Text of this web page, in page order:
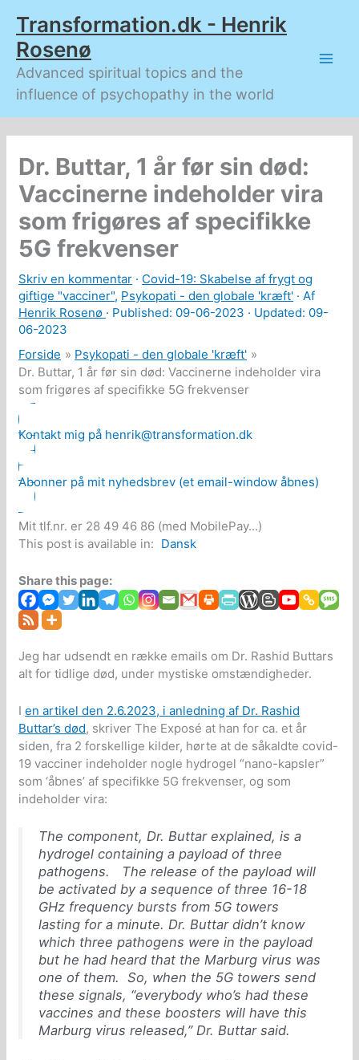
indholdet
Transformation.dk - Henrik
Rosenø
Advanced spiritual topics and the
influence of psychopathy in the world
Dr. Buttar, 1 år før sin død:
Vaccinerne indeholder vira
som frigøres af specifikke
5G frekvenser
Skriv en kommentar · Covid-19: Skabelse af frygt og
giftige "vacciner", Psykopati - den globale 'kræft' · Af
Henrik Rosenø · Published: 09-06-2023 · Updated: 09-
06-2023
Forside
Psykopati - den globale 'kræft'
Dr. Buttar, 1 år før sin død: Vaccinerne indeholder vira
som frigøres af specifikke 5G frekvenser
Kontakt mig på henrik@transformation.dk
Abonner på mit nyhedsbrev (et email-window åbnes)
Mit tlf.nr. er 28 49 46 86 (med MobilePay...)
This post is available in: Dansk
Share this page:
Jeg har udsendt en række emails om Dr. Rashid Buttars
alt for tidlige død, under mystiske omstændigheder.
Ien artikel den 2.6.2023, i anledning af Dr. Rashid
Buttar’s død, skriver The Exposé at han for ca. et år
siden, fra 2 forskellige kilder, hørte at de såkaldte covid-
19 vacciner indeholder nogle hydrogel “nano-kapsler”
som ‘åbnes’ af specifikke 5G frekvenser, og som
indeholder vira:
The component, Dr. Buttar explained, is a
hydrogel containing a payload of three
pathogens. The release of the payload will
be activated by a sequence of three 16-18
GHz frequency bursts from 5G towers
lasting for a minute. Dr. Buttar didn’t know
which three pathogens were in the payload
but he had heard that the Marburg virus was
one of them. So, when the 5G towers send
these signals, “everybody who’s had these
vaccines and these boosters will have this
Marburg virus released,” Dr. Buttar said.